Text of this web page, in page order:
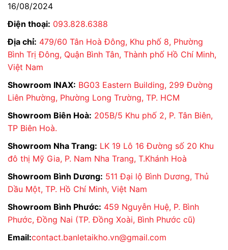
16/08/2024
Điện thoại: 093.828.6388
Địa chỉ: 479/60 Tân Hoà Đông, Khu phố 8, Phường
Bình Trị Đông, Quận Bình Tân, Thành phố Hồ Chí Minh,
Việt Nam
Showroom INAX: BG03 Eastern Building, 299 Đường
Liên Phường, Phường Long Trường, TP. HCM
Showroom Biên Hoà: 205B/5 Khu phố 2, P. Tân Biên,
TP Biên Hoà.
Showroom Nha Trang: LK 19 Lô 16 Đường số 20 Khu
đô thị Mỹ Gia, P. Nam Nha Trang, T.Khánh Hoà
Showroom Bình Dương: 511 Đại lộ Bình Dương, Thủ
Dầu Một, TP. Hồ Chí Minh, Việt Nam
Showroom Bình Phước: 459 Nguyễn Huệ, P. Bình
Phước, Đồng Nai (TP. Đồng Xoài, Bình Phước cũ)
Email:contact.banletaikho.vn@gmail.com